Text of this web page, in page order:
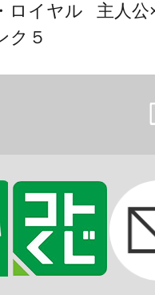
ロイヤル 主人
ク５